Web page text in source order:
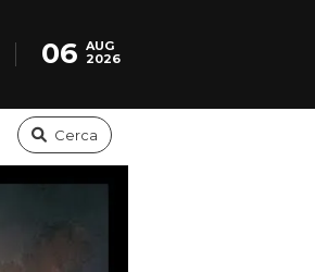
06 AUG
2026
Cerca